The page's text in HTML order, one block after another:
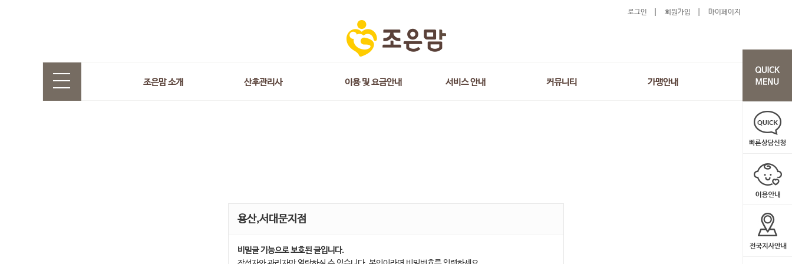
로그인 회원가입 마이페이지
조은맘 소개 산후관리사 이용 및 요금안내 서비스 안내 커뮤니티 가맹안내
용산,서대문지점
비밀글 기능으로 보호된 글입니다.